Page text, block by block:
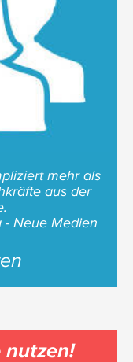
mehr als
aus der
- Neue Medien
nutzen!